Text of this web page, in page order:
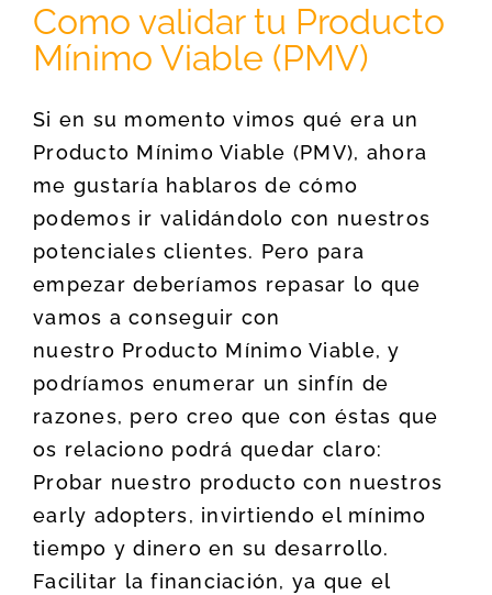
Como validar tu Producto
Mínimo Viable (PMV)
Si en su momento vimos qué era un
Producto Mínimo Viable (PMV), ahora
me gustaría hablaros de cómo
podemos ir validándolo con nuestros
potenciales clientes. Pero para
empezar deberíamos repasar lo que
vamos a conseguir con
nuestro Producto Mínimo Viable, y
podríamos enumerar un sinfín de
razones, pero creo que con éstas que
os relaciono podrá quedar claro:
Probar nuestro producto con nuestros
early adopters, invirtiendo el mínimo
tiempo y dinero en su desarrollo.
Facilitar la financiación, ya que el